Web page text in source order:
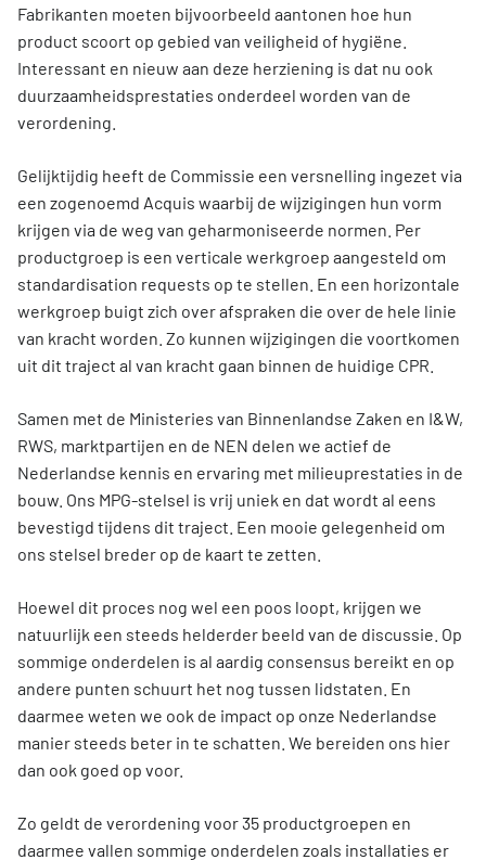
Fabrikanten moeten bijvoorbeeld aantonen hoe hun
product scoort op gebied van veiligheid of hygiëne.
Interessant en nieuw aan deze herziening is dat nu ook
duurzaamheidsprestaties onderdeel worden van de
verordening.
Gelijktijdig heeft de Commissie een versnelling ingezet via
een zogenoemd Acquis waarbij de wijzigingen hun vorm
krijgen via de weg van geharmoniseerde normen. Per
productgroep is een verticale werkgroep aangesteld om
standardisation requests op te stellen. En een horizontale
werkgroep buigt zich over afspraken die over de hele linie
van kracht worden. Zo kunnen wijzigingen die voortkomen
uit dit traject al van kracht gaan binnen de huidige CPR.
Samen met de Ministeries van Binnenlandse Zaken en I&W,
RWS, marktpartijen en de NEN delen we actief de
Nederlandse kennis en ervaring met milieuprestaties in de
bouw. Ons MPG-stelsel is vrij uniek en dat wordt al eens
bevestigd tijdens dit traject. Een mooie gelegenheid om
ons stelsel breder op de kaart te zetten.
Hoewel dit proces nog wel een poos loopt, krijgen we
natuurlijk een steeds helderder beeld van de discussie. Op
sommige onderdelen is al aardig consensus bereikt en op
andere punten schuurt het nog tussen lidstaten. En
daarmee weten we ook de impact op onze Nederlandse
manier steeds beter in te schatten. We bereiden ons hier
dan ook goed op voor.
Zo geldt de verordening voor 35 productgroepen en
daarmee vallen sommige onderdelen zoals installaties er